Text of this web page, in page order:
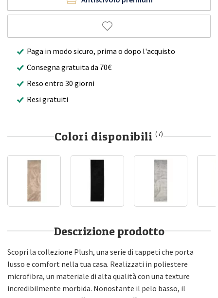
Paga in modo sicuro, prima o dopo l'acquisto
Consegna gratuita da 70€
Reso entro 30 giorni
Resi gratuiti
Colori disponibili (7)
Descrizione prodotto
Scopri la collezione Plush, una serie di tappeti che porta
lusso e comfort nella tua casa. Realizzati in poliestere
microfibra, un materiale di alta qualità con una texture
incredibilmente morbida. Nonostante il pelo basso, il